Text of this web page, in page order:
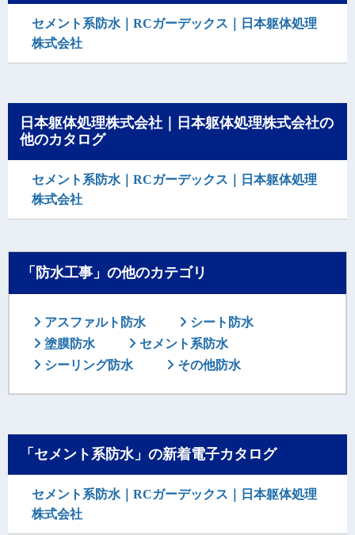
セメント系防水｜RCガーデックス｜日本躯体処理
株式会社
日本躯体処理株式会社｜日本躯体処理株式会社の
他のカタログ
セメント系防水｜RCガーデックス｜日本躯体処理
株式会社
「防水工事」の他のカテゴリ
アスファルト防水
シート防水
塗膜防水
セメント系防水
シーリング防水
その他防水
「セメント系防水」の新着電子カタログ
セメント系防水｜RCガーデックス｜日本躯体処理
株式会社